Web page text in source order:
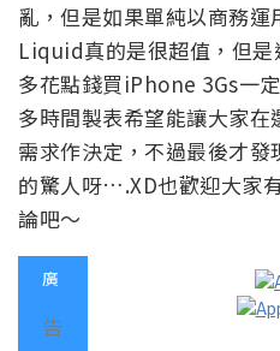
亂，但是如果單純以商務運
Liquid真的是很超值，但是
多花點錢買iPhone 3Gs一
多時間製表希望能讓大家
需求作決定，不過最後才
的驚人呀….XD也歡迎大家
論吧～
廣
告